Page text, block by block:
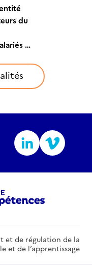
du
et
et de régulation de la
et de l’apprentissage